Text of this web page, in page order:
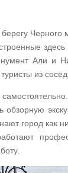
Али и
из
обзорную
город как